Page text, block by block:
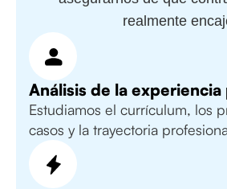
realmente
Análisis de la
Estudiamos el currículum, los
casos y la trayectoria